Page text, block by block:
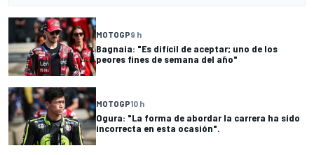
MOTOGP9 h
Bagnaia: "Es difícil de aceptar; uno de los
peores fines de semana del año"
MOTOGP10 h
Ogura: "La forma de abordar la carrera ha sido
incorrecta en esta ocasión".